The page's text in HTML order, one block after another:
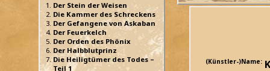
Der Stein der Weisen
Die Kammer des Schreckens
Der Gefangene von Askaban
Der Feuerkelch
Der Orden des Phönix
Der Halbblutprinz
Die Heiligtümer des Todes –
Teil 1
(Künstler-)Name: